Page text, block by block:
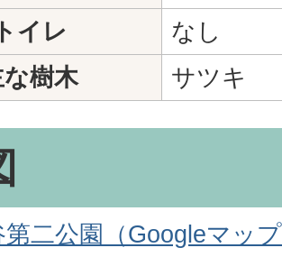
トイレ
なし
樹木
サツキ
二公園（Googleマッ